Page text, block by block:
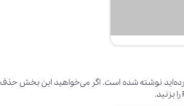
نوشته شده است. اگر می‌خواهید این بخش حذف